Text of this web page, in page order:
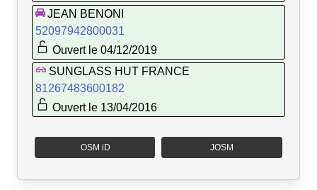
JEAN BENONI
52097942800031
Ouvert le 04/12/2019
SUNGLASS HUT FRANCE
81267483600182
Ouvert le 13/04/2016
OSM iD JOSM